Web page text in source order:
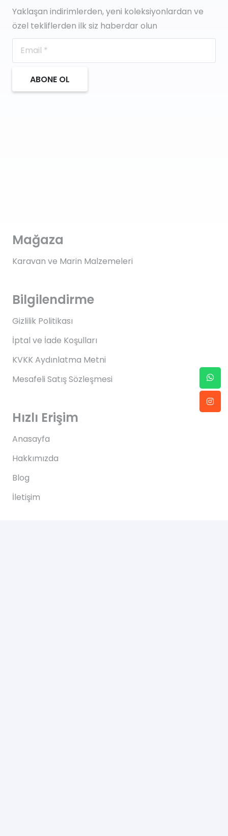
Yaklaşan indirimlerden, yeni koleksiyonlardan ve
özel tekliflerden ilk siz haberdar olun
ABONE OL
Mağaza
Karavan ve Marin Malzemeleri
Bilgilendirme
Gizlilik Politikası
İptal ve İade Koşulları
KVKK Aydınlatma Metni
Mesafeli Satış Sözleşmesi
Hızlı Erişim
Anasayfa
Hakkımızda
Blog
İletişim